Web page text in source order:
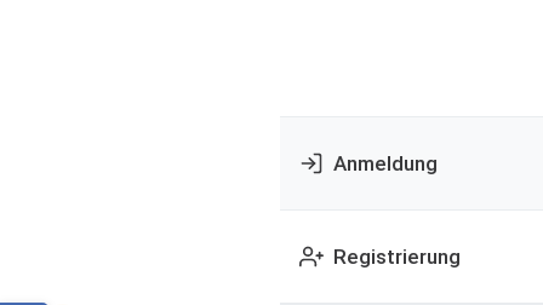
Anmeldung
Registrierung